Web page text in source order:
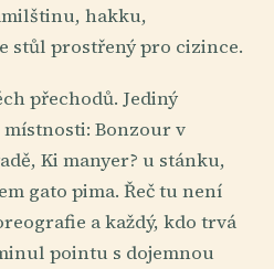
hakku,
stůl prostřený pro cizince.
přechodů. Jediný
Bonzour v
Ki manyer? u stánku,
gato pima. Řeč tu není
a každý, kdo trvá
pointu s dojemnou